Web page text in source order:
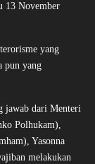
13 November
yang
pun yang
jawab dari Menteri
Polhukam),
Yasonna
melakukan